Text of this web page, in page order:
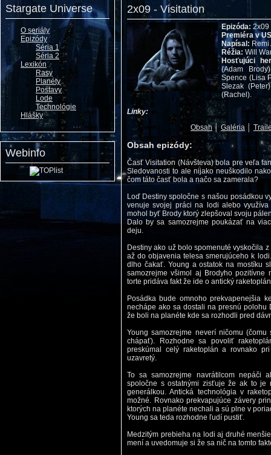
Stargate Universe
O seriály
Epizódy
Séria 1
Séria 2
Lexikón
Rasy
Planéty
Postavy
Lode
Technológie
Hlášky
Webinfo
2x09 - Visitation
Epizóda: 2x09
Premiéra v
Napísal:
Réžia: Will
Hosťujúci
(Adam
Spence (Lisa
Slezak
(Rachel).
Linky:
Obsah│ Galéria
Obsah epizódy:
Časť Visitation (Návšteva) bola pre veľa
Sledovanosti to ale nijako neuškodilo
čom táto časť bola a načo sa zamerala?
Loď Destiny spoločne s našou posádkou
venuje svojej práci na lodi alebo
mohol byť Brody ktorý zlepšoval svoju
Dalo by sa samozrejme poukázať na
deju.
Destiny ako už bolo spomenuté vyskočila
až do objavenia telesa smerujúceho k
dlho čakať. Young a ostatok na mostíku
samozrejme všimol aj Brodyho
torte pridáva fakt že ide o antický
Posádka bude omnoho prekvapenejšia
nechápe ako sa dostali na presnú
že boli na planéte kde sa rozhodli pred
Young samozrejme neverí ničomu
chápať). Rozhodne sa povoliť
preskúmal celý raketoplán a rovnako
uzavretý.
To sa samozrejme navrátilcom nepáči
spoločne s ostatnými zisťuje že ak to je
generálkou. Antická technológia v
možné. Rovnako prekvapujúce závery
ktorých na planéte nechali a sú plne v
Young sa teda rozhodne ľudí pustiť.
Medzitým prebieha na lodi aj druhé
mení a uvedomuje si že sa nič na tomto